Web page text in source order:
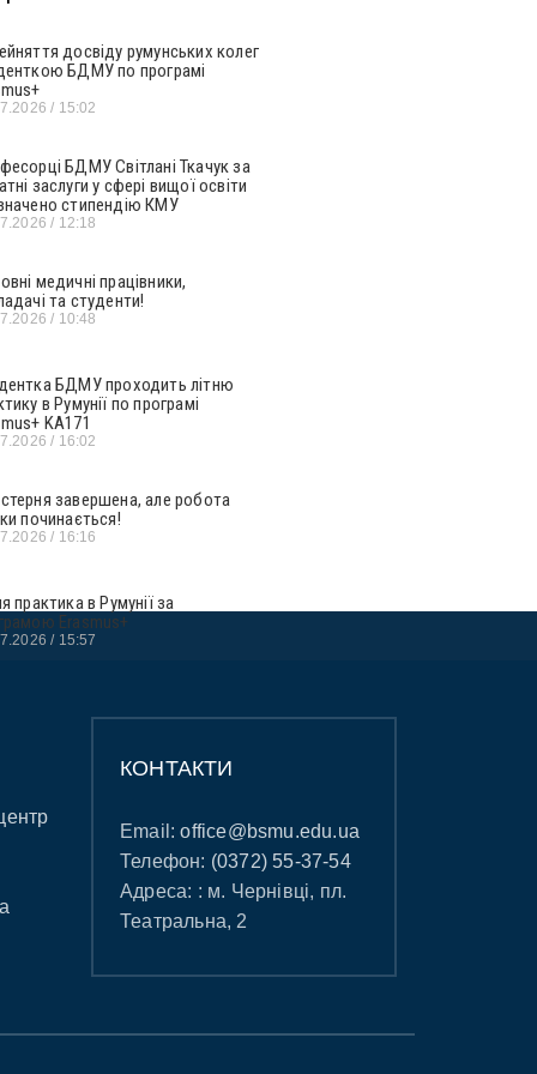
досвіду румунських колег
БДМУ по програмі
15:02
БДМУ Світлані Ткачук за
заслуги у сфері вищої освіти
стипендію КМУ
12:18
медичні працівники,
та студенти!
10:48
БДМУ проходить літню
в Румунії по програмі
KA171
16:02
завершена, але робота
починається!
16:16
практика в Румунії за
Erasmus+
15:57
КОНТАКТИ
Email:office@bsmu.edu.ua
Телефон: (0372) 55-37-54
Адреса: : м. Чернівці, пл.
Театральна, 2